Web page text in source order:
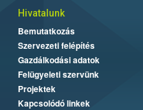
Hivatalunk
Bemutatkozás
Szervezeti felépítés
Gazdálkodási adatok
Felügyeleti szervünk
Projektek
Kapcsolódó linkek